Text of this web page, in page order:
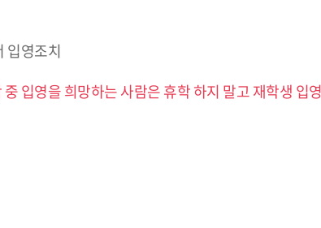
입영조치
입영을 희망하는 사람은 휴학 하지 말고 재학생 입